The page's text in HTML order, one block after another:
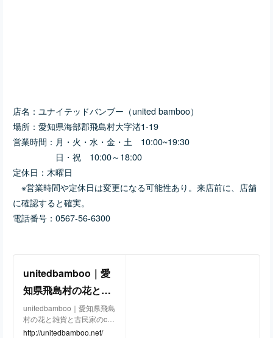
店名：ユナイテッドバンブー（united bamboo）
場所：愛知県海部郡飛島村大字渚1-19
営業時間：月・火・水・金・土 10:00~19:30
日・祝 10:00～18:00
定休日：木曜日
※営業時間や定休日は変更になる可能性あり。来店前に、店舗
に確認すると確実。
電話番号：0567-56-6300
unitedbamboo｜愛
知県飛島村の花と雑
貨と古民家のcafe
unitedbamboo｜愛知県飛島
村の花と雑貨と古民家のcaf
e
http://unitedbamboo.net/